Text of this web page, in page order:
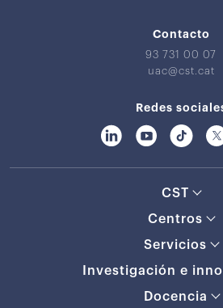
Contacto
93 731 00 07
uac@cst.cat
Redes
CST
Centros
Servicios
Investigación e
Docencia